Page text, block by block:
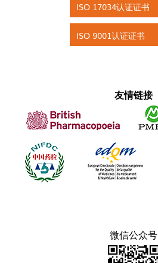
ISO 17034认证证书
ISO 9001认证证书
友情链接
微信公众号